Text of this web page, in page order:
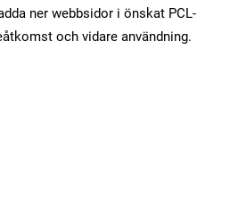
ner webbsidor i önskat PCL-
och vidare användning.